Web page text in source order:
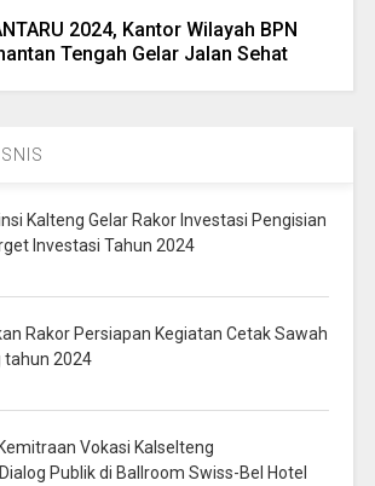
2024, Kantor Wilayah BPN
Tengah Gelar Jalan Sehat
Kalteng Gelar Rakor Investasi Pengisian
Investasi Tahun 2024
Rakor Persiapan Kegiatan Cetak Sawah
tahun 2024
Vokasi Kalselteng
Publik di Ballroom Swiss-Bel Hotel